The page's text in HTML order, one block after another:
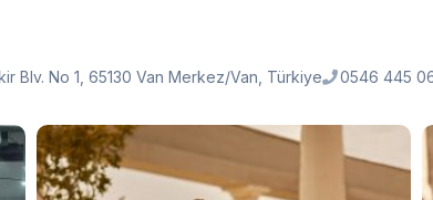
Blv. No 1, 65130 Van Merkez/Van, Türkiye 0546 445